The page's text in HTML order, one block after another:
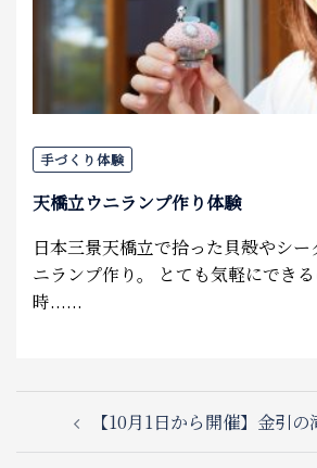
手づくり体験
天橋立ウニランプ作り体験
日本三景天橋立で拾った貝殻やシ
ニランプ作り。 とても気軽にでき
時......
Post
navigation【10月1日から開催】金引